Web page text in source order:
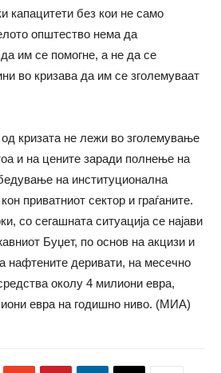
капацитети без кои не само
општество нема да
им се помогне, а не да се
во кризава да им се зголемуваат
кризата не лежи во зголемување
и на цените заради полнење на
на институционална
приватниот сектор и граѓаните.
со сегашната ситуација се најави
Буџет, по основ на акцизи и
нафтените деривати, на месечно
околу 4 милиони евра,
евра на годишно ниво. (МИА)